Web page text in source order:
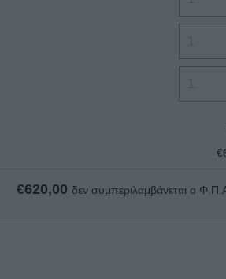
€
€620,00 δεν συμπεριλαμβάνεται ο